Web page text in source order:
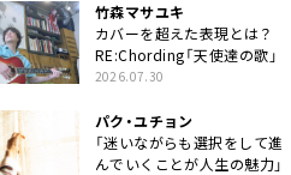
竹森マサユキ
カバーを超えた表現とは？
RE:Chording「天使達の歌」
2026.07.30
パク・ユチョン
「迷いながらも選択をして進
んでいくことが人生の魅力」